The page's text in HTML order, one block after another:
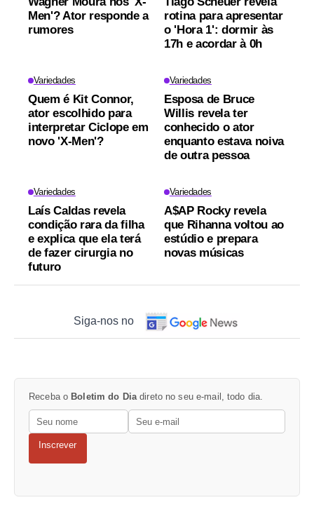
Men'? Ator responde a
rumores
rotina para apresentar
o 'Hora 1': dormir às
17h e acordar à 0h
Variedades
Quem é Kit Connor,
ator escolhido para
interpretar Ciclope em
novo 'X-Men'?
Variedades
Esposa de Bruce
Willis revela ter
conhecido o ator
enquanto estava noiva
de outra pessoa
Variedades
Laís Caldas revela
condição rara da filha
e explica que ela terá
de fazer cirurgia no
futuro
Variedades
A$AP Rocky revela
que Rihanna voltou ao
estúdio e prepara
novas músicas
Siga-nos no
Receba o Boletim do Dia direto no seu e-mail, todo dia.
Inscrever